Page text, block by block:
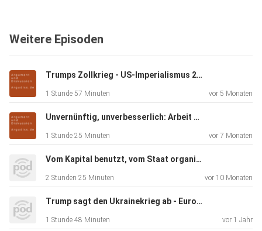
Solche wohlmeinenden Ideen fangen sich seit jeher von
ideellen wie den wirklichen Sachwaltern der ‚herrschenden
Zustände‘ mit dem Verweis auf eben diese ‚herrschenden
Zustände‘,
die ‚nun mal‘ so sind, wie sie sind, ihren antikritischen Konter
ein: Sie beißen sich an der unumstößlichen
Realität einfach die Zähne aus und ihre Vertreter blamieren
sich
für die
‚Realität‘ und gegen die Verbesserungsideen sprechen
Weitere Episoden
Trumps Zollkrieg - US-Imperialismus 2.0
1 Stunde 57 Minuten vor 5 Monaten
Unvernünftig, unverbesserlich: Arbeit & Reichtum im Kapitalismus
1 Stunde 25 Minuten vor 7 Monaten
Vom Kapital benutzt, vom Staat organisiert, von Patrioten beargwöhnt: Deutschland, seine Migration und seine Migrationspolitik
2 Stunden 25 Minuten vor 10 Monaten
Trump sagt den Ukrainekrieg ab - Europa kann Frieden mit Russland nicht brauchen
1 Stunde 48 Minuten vor 1 Jahr